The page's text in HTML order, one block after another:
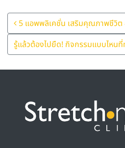
Post Navigation
5 แอพพลิเคชั่น เสริมคุณภาพชีวิต
รู้แล้วต้องไปยืด! กิจกรรมแบบไหน